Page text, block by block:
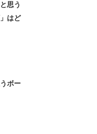
思う
はど
ボー